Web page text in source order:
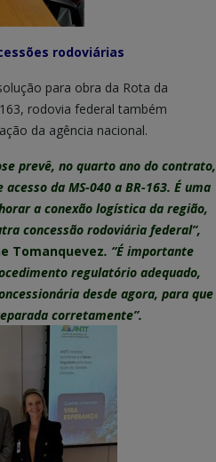
rodoviárias
para obra da Rota da
rodovia federal também
da agência nacional.
prevê, no quarto ano do contrato,
da MS-040 a BR-163. É uma
a conexão logística da região,
concessão rodoviária federal”,
Tomanquevez. “É importante
regulatório adequado,
desde agora, para que
corretamente”.